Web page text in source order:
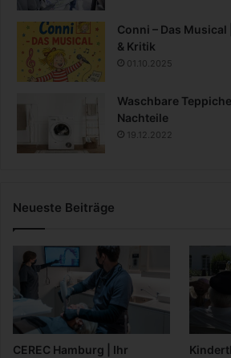
Conni – Das
& Kritik
01.10.2025
Waschbare
Nachteile
19.12.2022
Neueste Beiträge
CEREC Hamburg | Ihr